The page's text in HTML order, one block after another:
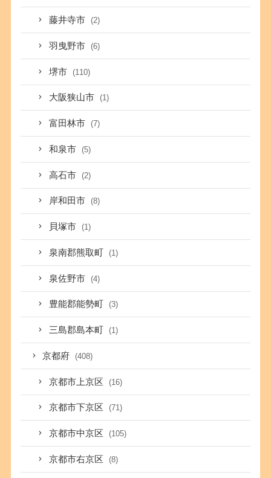
藤井寺市 (2)
羽曳野市 (6)
堺市 (110)
大阪狭山市 (1)
富田林市 (7)
和泉市 (5)
高石市 (2)
岸和田市 (8)
貝塚市 (1)
泉南郡熊取町 (1)
泉佐野市 (4)
豊能郡能勢町 (3)
三島郡島本町 (1)
京都府 (408)
京都市上京区 (16)
京都市下京区 (71)
京都市中京区 (105)
京都市右京区 (8)